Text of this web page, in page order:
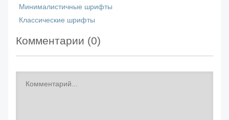
Минималистичные шрифты
Классические шрифты
Комментарии (0)